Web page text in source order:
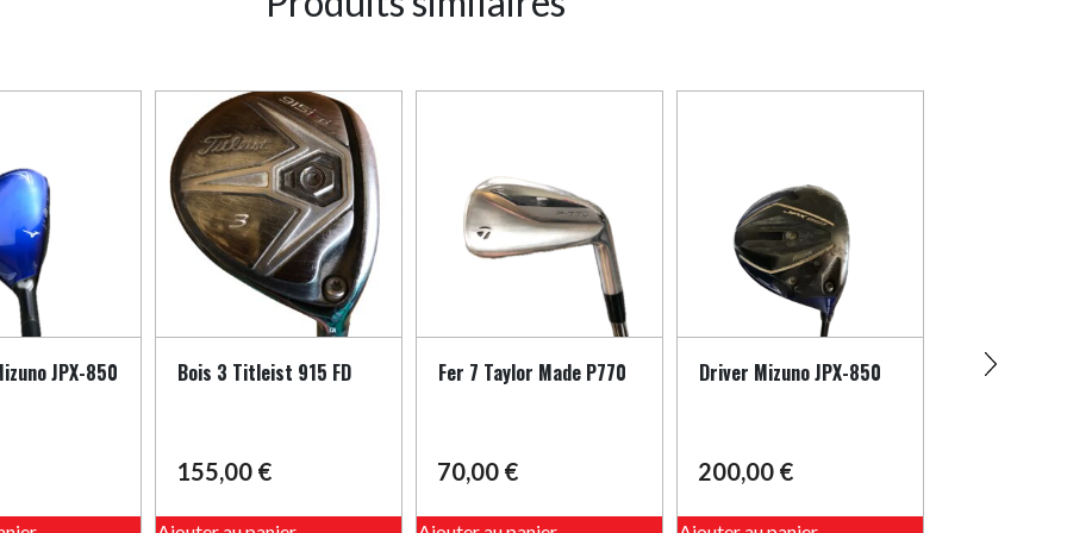
JPX-850
Bois 3 Titleist 915 FD
155,00 €
Fer 7 Taylor Made P770
70,00 €
Driver Mizuno JPX-850
200,00 €
Hybrid 3